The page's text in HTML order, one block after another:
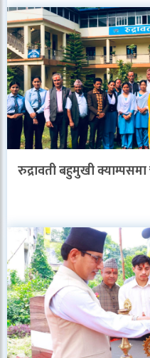
रुद्रावती बहुमुखी क्याम्पसमा